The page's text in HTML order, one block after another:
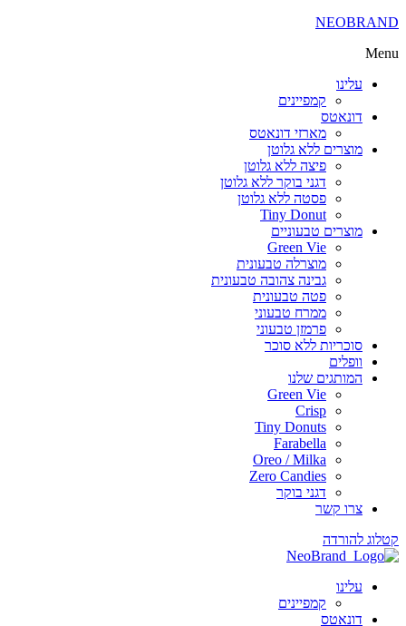
עלינו
קמפיינים
דונאטס
מארזי דונאטס
מוצרים ללא גלוטן
פיצה ללא גלוטן
דגני בוקר ללא גלוטן
פסטה ללא גלוטן
Tiny Donut
מוצרים טבעוניים
Green Vie
מוצרלה טבעונית
גבינה צהובה טבעונית
פטה טבעונית
ממרח טבעוני
פרמזן טבעוני
סוכריות ללא סוכר
וופלים
המותגים שלנו
Green Vie
Crisp
Tiny Donuts
Farabella
Oreo / Milka
Zero Candies
דגני בוקר
צרו קשר
להורדה
עלינו
קמפיינים
דונאטס